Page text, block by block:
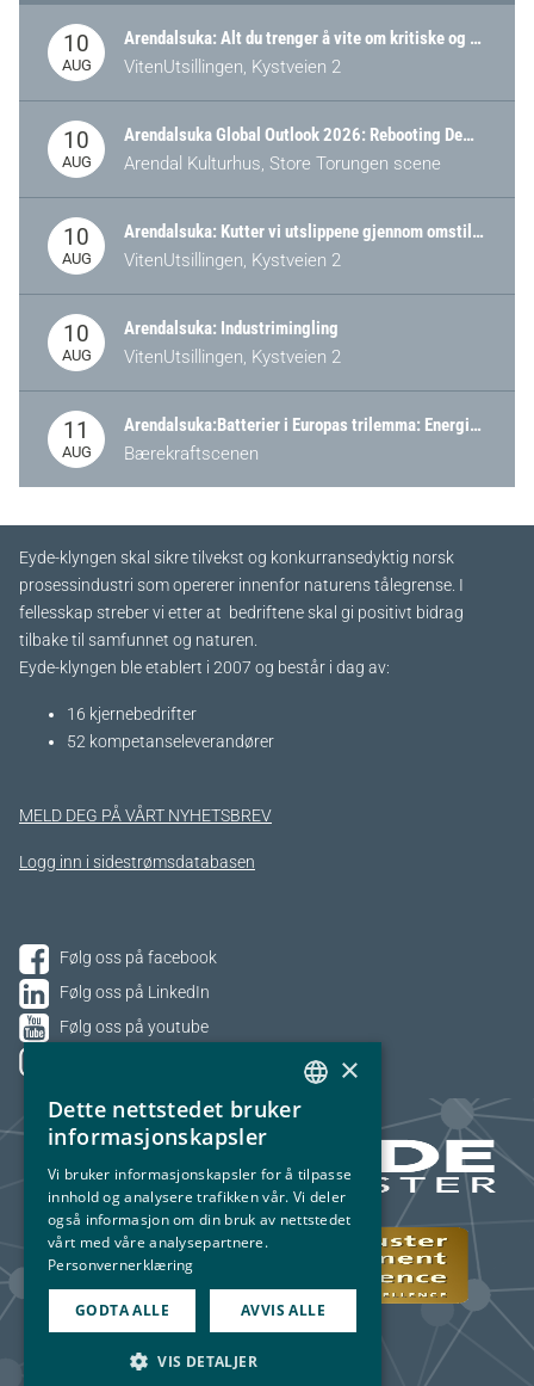
10
AUG
Arendalsuka: Alt du trenger å vite om kritiske og strategiske verdikjeder i Norge
VitenUtsillingen, Kystveien 2
10
AUG
Arendalsuka Global Outlook 2026: Rebooting Democracy for a New World Order
Arendal Kulturhus, Store Torungen scene
10
AUG
Arendalsuka: Kutter vi utslippene gjennom omstilling – eller tap av industri?
VitenUtsillingen, Kystveien 2
10
AUG
Arendalsuka: Industrimingling
VitenUtsillingen, Kystveien 2
11
AUG
Arendalsuka:Batterier i Europas trilemma: Energisikkerhet, konkurransekraft og bærekraft (Battery Norway-arrangement)
Bærekraftscenen
Eyde-klyngen skal sikre tilvekst og konkurransedyktig norsk
prosessindustri som opererer innenfor naturens tålegrense. I
fellesskap streber vi etter at bedriftene skal gi positivt bidrag
tilbake til samfunnet og naturen.
Eyde-klyngen ble etablert i 2007 og består i dag av:
16 kjernebedrifter​
52 kompetanseleverandører
MELD DEG PÅ VÅRT NYHETSBREV
Logg inn i sidestrømsdatabasen
Følg oss på facebook
Følg oss på LinkedIn
Følg oss på youtube
NORWEGIAN
×
Dette nettstedet bruker
informasjonskapsler
Vi bruker informasjonskapsler for å tilpasse
innhold og analysere trafikken vår. Vi deler
også informasjon om din bruk av nettstedet
vårt med våre analysepartnere.
Personvernerklæring
GODTA ALLE AVVIS ALLE
VIS DETALJER